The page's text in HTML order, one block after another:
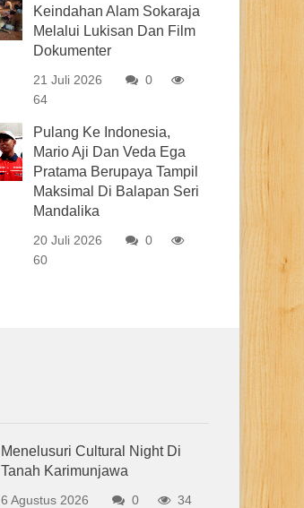
Keindahan Alam Sokaraja
Melalui Lukisan Dan Film
Dokumenter
21 Juli 2026
0
64
Pulang Ke Indonesia,
Mario Aji Dan Veda Ega
Pratama Berupaya Tampil
Maksimal Di Balapan Seri
Mandalika
20 Juli 2026
0
60
Menelusuri Cultural Night Di
Tanah Karimunjawa
6 Agustus 2026 0 34